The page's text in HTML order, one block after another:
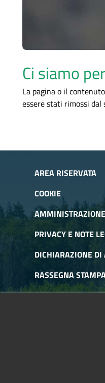
Ci siamo
La pagina o il
essere stati rimossi dal
AREA RISERVATA
COOKIE
PRIVACY E NOTE
DICHIARAZIONE DI
RASSEGNA
ARCHIVIO